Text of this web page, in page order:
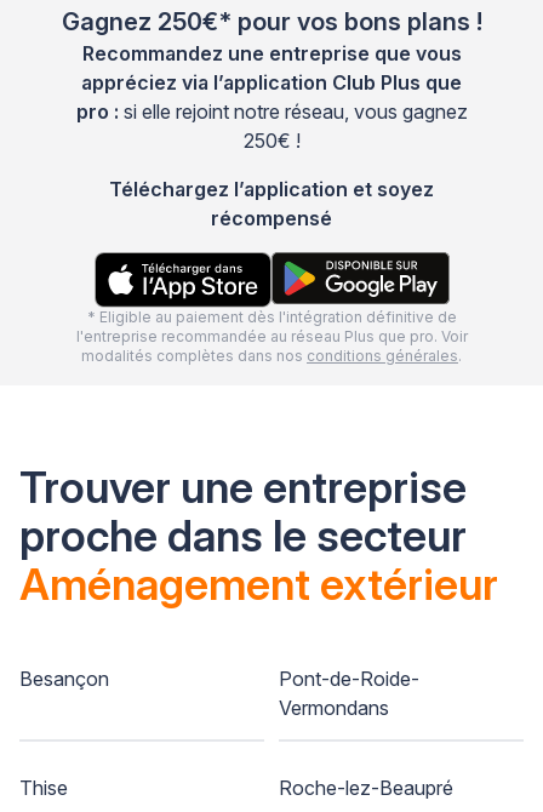
Gagnez 250€* pour vos bons plans !
Recommandez une entreprise que vous
appréciez via l’application Club Plus que
pro : si elle rejoint notre réseau, vous gagnez
250€ !
Téléchargez l’application et soyez
récompensé
* Eligible au paiement dès l'intégration définitive de
l'entreprise recommandée au réseau Plus que pro. Voir
modalités complètes dans nos conditions générales.
Trouver une entreprise
proche dans le secteur
Aménagement extérieur
Besançon
Pont-de-Roide-
Vermondans
Thise Roche-lez-Beaupré